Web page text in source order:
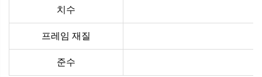
치수
프레임 재질
준수